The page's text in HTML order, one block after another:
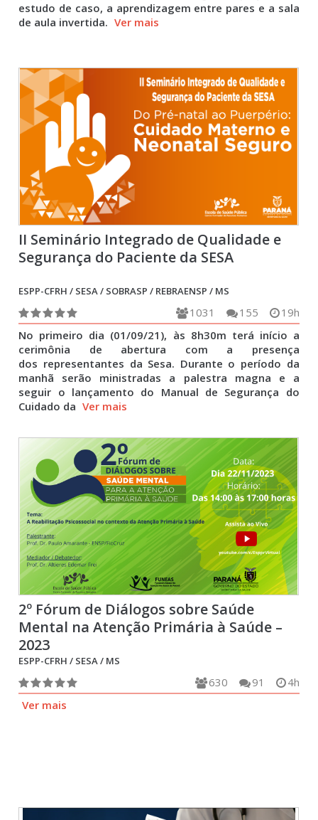
estudo de caso, a aprendizagem entre pares e a sala
de aula invertida. Ver mais
II Seminário Integrado de Qualidade e
Segurança do Paciente da SESA
ESPP-CFRH / SESA / SOBRASP / REBRAENSP / MS
19h
155
1031
No primeiro dia (01/09/21), às 8h30m terá início a
cerimônia de abertura com a presença
dos representantes da Sesa. Durante o período da
manhã serão ministradas a palestra magna e a
seguir o lançamento do Manual de Segurança do
Cuidado da Ver mais
2º Fórum de Diálogos sobre Saúde
Mental na Atenção Primária à Saúde –
2023
ESPP-CFRH / SESA / MS
4h
91
630
Ver mais